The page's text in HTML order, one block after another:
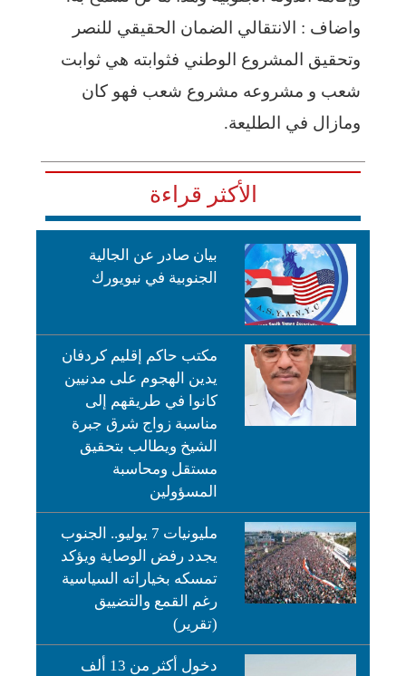
‏واضاف : الانتقالي الضمان الحقيقي للنصر
وتحقيق المشروع الوطني فثوابته هي ثوابت
شعب و مشروعه مشروع شعب فهو كان
ومازال في الطليعة.
الأكثر قراءة
بيان صادر عن الجالية
الجنوبية في نيويورك
مكتب حاكم إقليم كردفان
يدين الهجوم على مدنيين
كانوا في طريقهم إلى
مناسبة زواج شرق جبرة
الشيخ ويطالب بتحقيق
مستقل ومحاسبة
المسؤولين
مليونيات 7 يوليو.. الجنوب
يجدد رفض الوصاية ويؤكد
تمسكه بخياراته السياسية
رغم القمع والتضييق
(تقرير)
دخول أكثر من 13 ألف